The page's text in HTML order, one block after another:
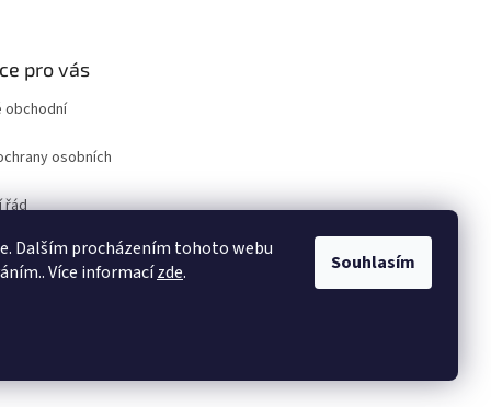
Dalším procházením tohoto webu
Více informacízde. Souhlasím
pro vás
obchodní
osobních
řád